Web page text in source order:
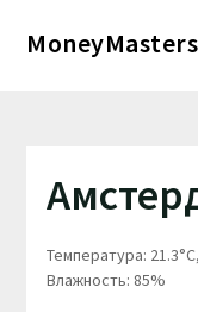
MoneyMasters
Температура:
Влажность: 85%